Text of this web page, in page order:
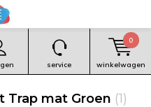
service winkelwagen
0
mat Groen (1)